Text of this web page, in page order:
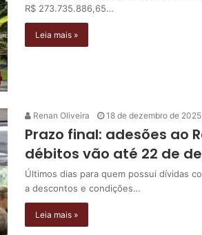
R$ 273.735.886,65…
Leia mais »
Renan Oliveira 18 de dezembro de 2025
Prazo final: adesões ao
débitos vão até 22 de
Últimos dias para quem possui dívidas
a descontos e condições…
Leia mais »